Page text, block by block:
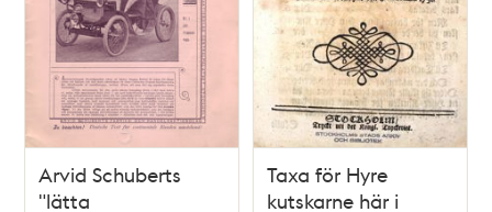
Arvid Schuberts
"lätta
Taxa för Hyre
kutskarne här i